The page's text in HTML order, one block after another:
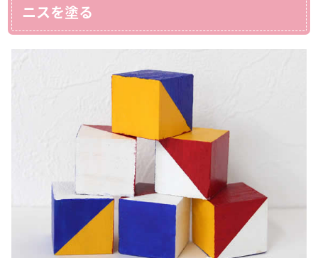
ニスを塗る